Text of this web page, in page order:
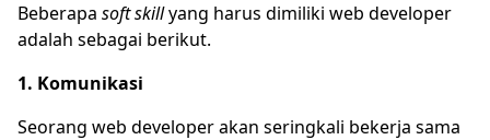
Beberapa soft skillyang harus dimiliki web developer
adalah sebagai berikut.
1. Komunikasi
Seorang web developer akan seringkali bekerja sama